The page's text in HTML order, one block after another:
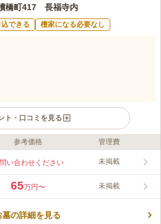
橋町417 長福寺内
できる 檀家になる必要なし
ト・口コミを見る
れていません。
参考価格 管理費
い合わせください 未掲載
65万円〜 未掲載
墓の詳細を見る